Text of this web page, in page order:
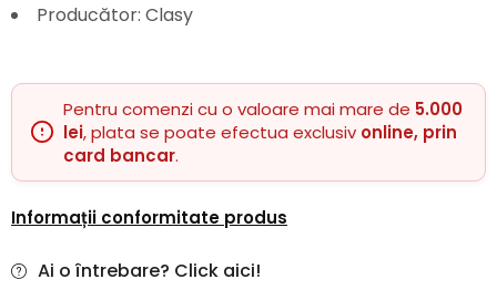
Producător: Clasy
Pentru comenzi cu o valoare mai mare de 5.000
lei, plata se poate efectua exclusiv online, prin
card bancar.
Informații conformitate produs
Ai o întrebare? Click aici!